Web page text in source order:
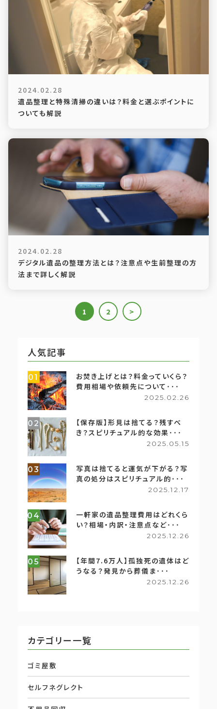
2024.02.28
遺品整理と特殊清掃の違いは？料金と選ぶポイントに
ついても解説
2024.02.28
デジタル遺品の整理方法とは？注意点や生前整理の方
法まで詳しく解説
1 2 >
人気記事
01
お焚き上げとは？料金っていくら？
費用相場や依頼先について･･･
2025.02.26
02
【保存版】形見は捨てる？残すべ
き？スピリチュアル的な効果･･･
2025.05.15
03
写真は捨てると運気が下がる？写
真の処分はスピリチュアル的･･･
2025.12.17
04
一軒家の遺品整理費用はどれくら
い？相場・内訳・注意点など･･･
2025.12.26
05
【年間7.6万人】孤独死の遺体はど
うなる？発見から葬儀ま･･･
2025.12.26
カテゴリー一覧
ゴミ屋敷
セルフネグレクト